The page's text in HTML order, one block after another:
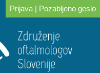
Prijava | Pozabljeno geslo